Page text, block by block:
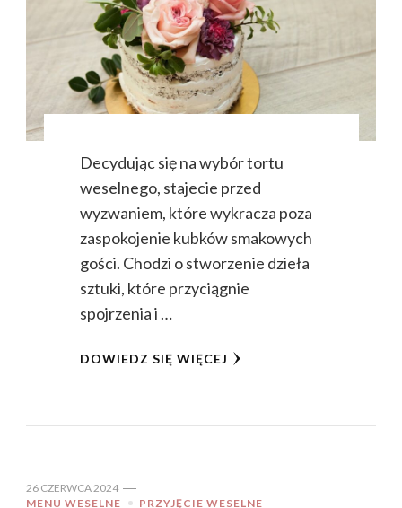
Decydując się na wybór tortu
weselnego, stajecie przed
wyzwaniem, które wykracza poza
zaspokojenie kubków smakowych
gości. Chodzi o stworzenie dzieła
sztuki, które przyciągnie
spojrzenia i …
DOWIEDZ SIĘ WIĘCEJ
26 CZERWCA 2024
MENU WESELNE
PRZYJĘCIE WESELNE